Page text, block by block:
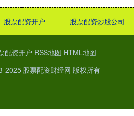
股票配资开户 股票配资炒股公司
配资开户 RSS地图 HTML地图
2025 股票配资财经网 版权所有